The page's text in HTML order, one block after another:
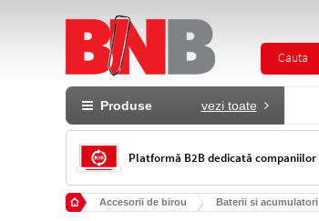
Cauta
Produse vezi toate
Platformă B2B dedicată companiilor
Accesorii de birou Baterii si acumulatori